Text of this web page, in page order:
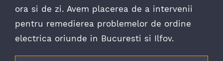
ora si de zi. Avem placerea de a intervenii
pentru remedierea problemelor de ordine
electrica oriunde in Bucuresti si Ilfov.